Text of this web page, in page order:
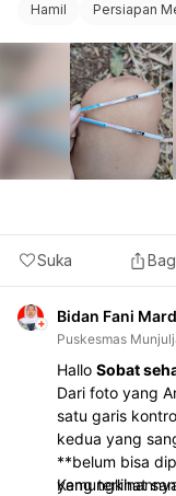
Hamil Persiapan
Suka
Bidan Fani
Puskesmas
Hallo Sobat
Dari foto yang
satu garis
kedua yang
**belum bisa
yang terlihat